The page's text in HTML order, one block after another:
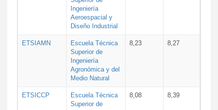
Ingeniería
Aeroespacial y
Diseño Industrial
ETSIAMN
Escuela Técnica
Superior de
Ingeniería
Agronómica y del
Medio Natural
8,23 8,27
ETSICCP
Escuela Técnica
Superior de
8,08 8,39